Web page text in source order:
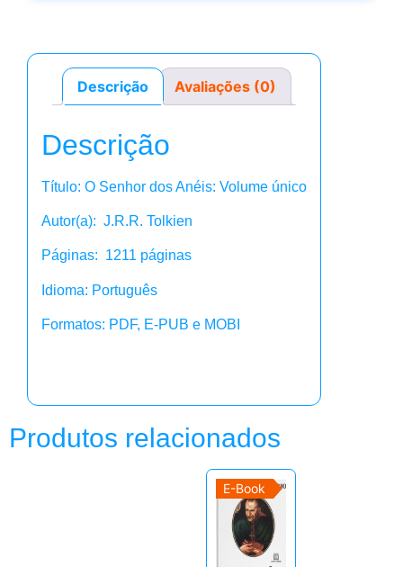
Descrição Avaliações (0)
Descrição
Título: O Senhor dos Anéis: Volume único
Autor(a): J.R.R. Tolkien
Páginas: 1211 páginas
Idioma: Português
Formatos: PDF, E-PUB e MOBI
Produtos relacionados
E-Book